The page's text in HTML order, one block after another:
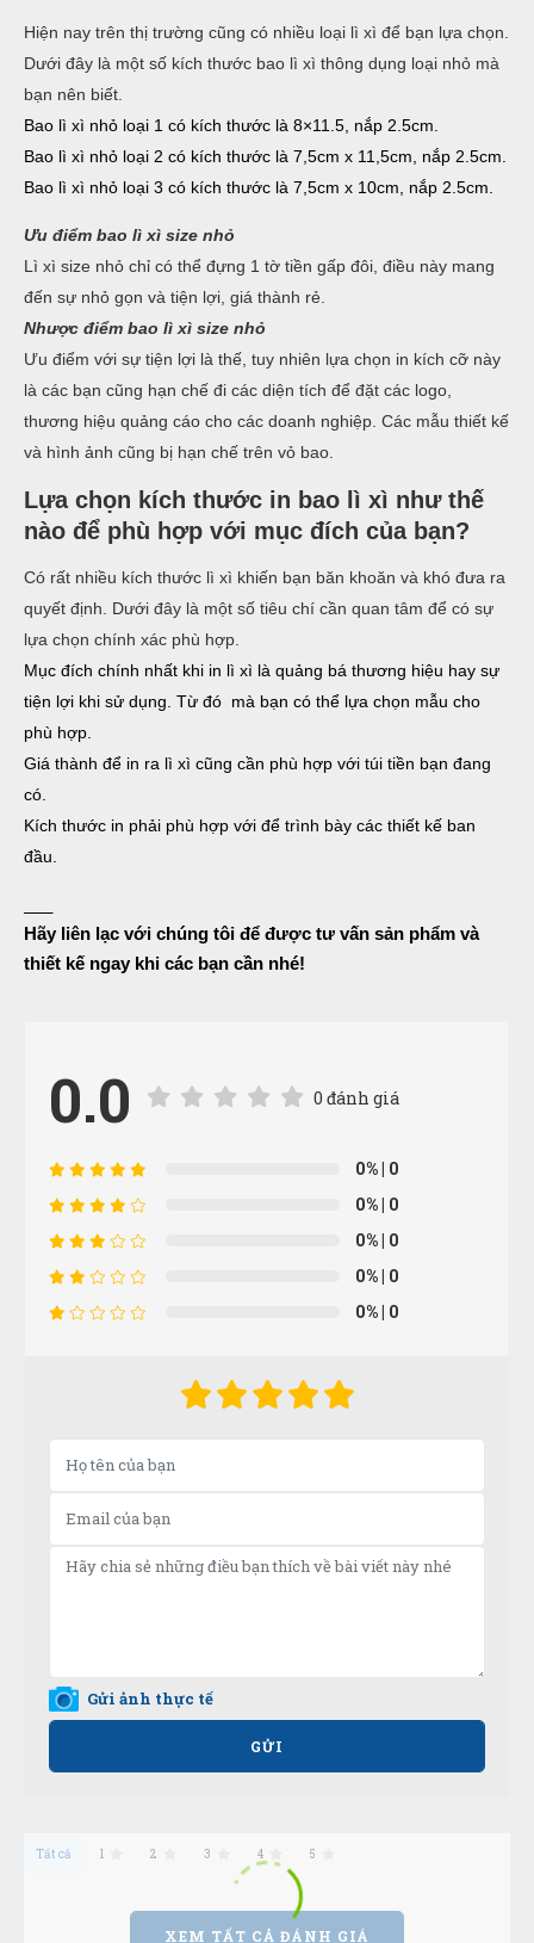
Hiện nay trên thị trường cũng có nhiều loại lì xì để bạn lựa chọn.
Dưới đây là một số kích thước bao lì xì thông dụng loại nhỏ mà
bạn nên biết.
Bao lì xì nhỏ loại 1 có kích thước là 8×11.5, nắp 2.5cm.
Bao lì xì nhỏ loại 2 có kích thước là 7,5cm x 11,5cm, nắp 2.5cm.
Bao lì xì nhỏ loại 3 có kích thước là 7,5cm x 10cm, nắp 2.5cm.
Ưu điểm bao lì xì size nhỏ
Lì xì size nhỏ chỉ có thể đựng 1 tờ tiền gấp đôi, điều này mang
đến sự nhỏ gọn và tiện lợi, giá thành rẻ.
Nhược điểm bao lì xì size nhỏ
Ưu điểm với sự tiện lợi là thế, tuy nhiên lựa chọn in kích cỡ này
là các bạn cũng hạn chế đi các diện tích để đặt các logo,
thương hiệu quảng cáo cho các doanh nghiệp. Các mẫu thiết kế
và hình ảnh cũng bị hạn chế trên vỏ bao.
Lựa chọn kích thước in bao lì xì như thế
nào để phù hợp với mục đích của bạn?
Có rất nhiều kích thước lì xì khiến bạn băn khoăn và khó đưa ra
quyết định. Dưới đây là một số tiêu chí cần quan tâm để có sự
lựa chọn chính xác phù hợp.
Mục đích chính nhất khi in lì xì là quảng bá thương hiệu hay sự
tiện lợi khi sử dụng. Từ đó mà bạn có thể lựa chọn mẫu cho
phù hợp.
Giá thành để in ra lì xì cũng cần phù hợp với túi tiền bạn đang
có.
Kích thước in phải phù hợp với để trình bày các thiết kế ban
đầu.
Hãy liên lạc với chúng tôi để được tư vấn sản phẩm và
thiết kế ngay khi các bạn cần nhé!
0.0 0 đánh giá
0%| 0
0%| 0
0%| 0
0%| 0
0%| 0
Gửi ảnh thực tế
GỬI
Tất cả 1 2 3 4 5
XEM TẤT CẢ ĐÁNH GIÁ